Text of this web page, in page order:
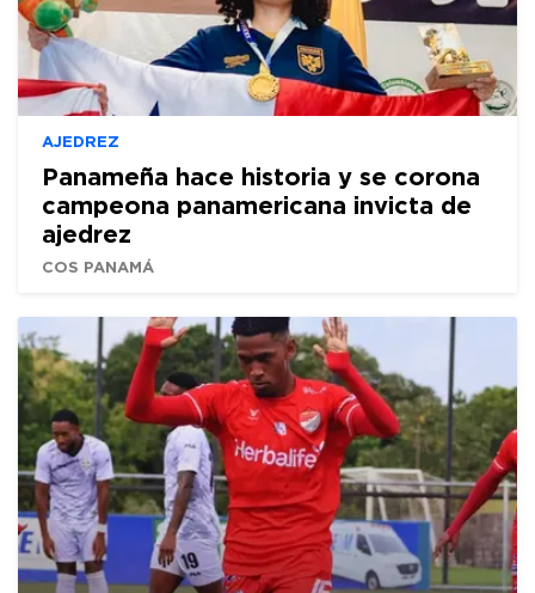
AJEDREZ
Panameña hace historia y se corona
campeona panamericana invicta de
ajedrez
COS PANAMÁ